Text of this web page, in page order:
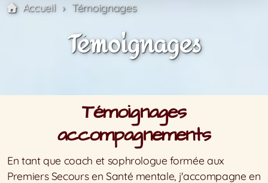
Accueil Témoignages
Témoignages
Témoignages
accompagnements
En tant que coach et sophrologue formée aux
Premiers Secours en Santé mentale, j'accompagne en
Coaching
Transitions